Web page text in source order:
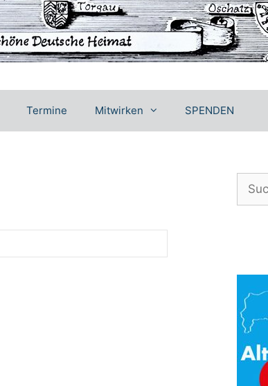
Termine Mitwirken SPENDEN
nach: